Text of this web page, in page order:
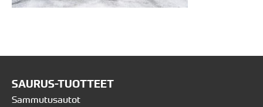
SAURUS-TUOTTEET
Sammutusautot